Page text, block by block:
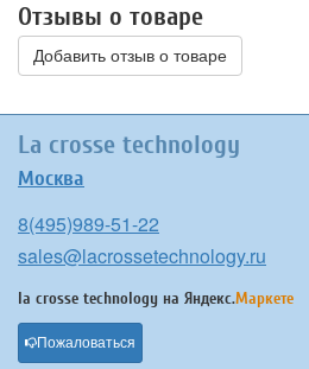
Отзывы о товаре
Добавить отзыв о товаре
La crosse technology
Москва
8(495)989-51-22
sales@lacrossetechnology.ru
la crosse technology на Яндекс.Маркете
Пожаловаться